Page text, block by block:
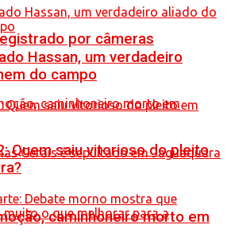
por câmeras
caminhoneiro morto em
Hassan, um verdadeiro
do campo
Quem saiu vitorioso do pleito